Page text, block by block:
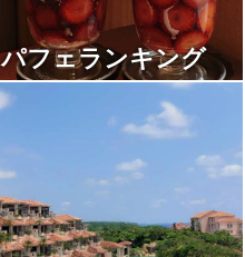
パフェランキング